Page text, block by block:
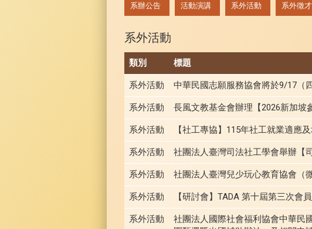
系辦公告 活動演講 系外活動 系外徵才
系外活動
類別 標題
系外活動 中華民國志願服務協會將於9/17（
系外活動 長風文教基金會辦理【2026新加坡
系外活動 【社工專協】115年社工就業適應
系外活動 社團法人臺灣司法社工學會舉辦【
系外活動 社團法人臺灣兒少玩心教育協會（
系外活動 【研討會】TADA 第十屆第三次會
系外活動
社團法人國際社會福利協會中華民